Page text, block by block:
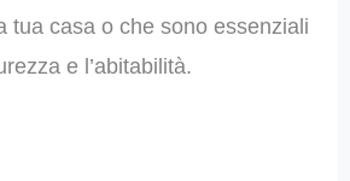
tua casa o che sono essenziali
e l’abitabilità.